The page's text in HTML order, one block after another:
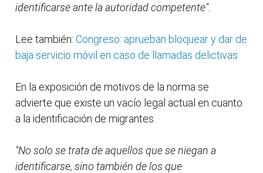
identificarse ante la autoridad competente".
Lee también: Congreso: aprueban bloquear y dar de
baja servicio móvil en caso de llamadas delictivas
En la exposición de motivos de la norma se
advierte que existe un vacío legal actual en cuanto
a la identificación de migrantes.
"No solo se trata de aquellos que se niegan a
identificarse, sino también de los que